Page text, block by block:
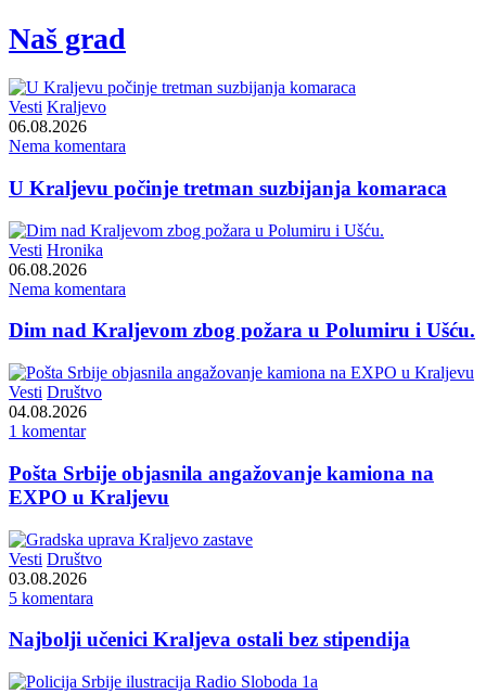
Naš grad
Vesti Kraljevo
06.08.2026
Nema komentara
U Kraljevu počinje tretman suzbijanja komaraca
Vesti Hronika
06.08.2026
Nema komentara
Dim nad Kraljevom zbog požara u Polumiru i Ušću.
Vesti Društvo
04.08.2026
1 komentar
Pošta Srbije objasnila angažovanje kamiona na
EXPO u Kraljevu
Vesti Društvo
03.08.2026
5 komentara
Najbolji učenici Kraljeva ostali bez stipendija